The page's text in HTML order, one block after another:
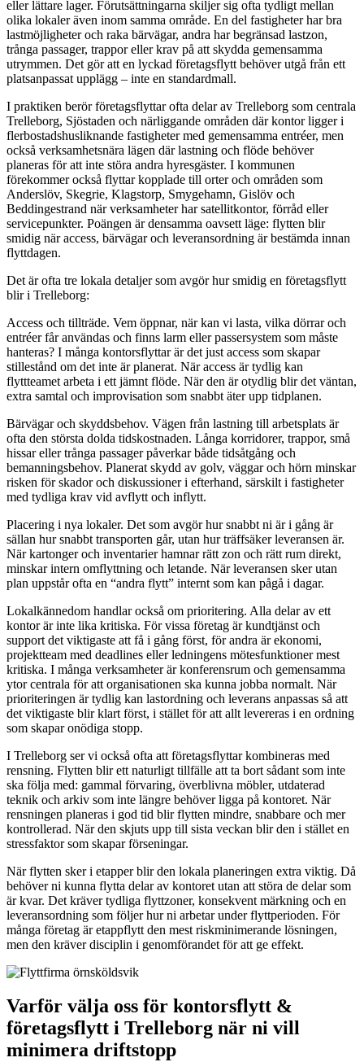
eller lättare lager. Förutsättningarna skiljer sig ofta tydligt mellan
olika lokaler även inom samma område. En del fastigheter har bra
lastmöjligheter och raka bärvägar, andra har begränsad lastzon,
trånga passager, trappor eller krav på att skydda gemensamma
utrymmen. Det gör att en lyckad företagsflytt behöver utgå från ett
platsanpassat upplägg – inte en standardmall.
I praktiken berör företagsflyttar ofta delar av Trelleborg som centrala
Trelleborg, Sjöstaden och närliggande områden där kontor ligger i
flerbostadshusliknande fastigheter med gemensamma entréer, men
också verksamhetsnära lägen där lastning och flöde behöver
planeras för att inte störa andra hyresgäster. I kommunen
förekommer också flyttar kopplade till orter och områden som
Anderslöv, Skegrie, Klagstorp, Smygehamn, Gislöv och
Beddingestrand när verksamheter har satellitkontor, förråd eller
servicepunkter. Poängen är densamma oavsett läge: flytten blir
smidig när access, bärvägar och leveransordning är bestämda innan
flyttdagen.
Det är ofta tre lokala detaljer som avgör hur smidig en företagsflytt
blir i Trelleborg:
Access och tillträde. Vem öppnar, när kan vi lasta, vilka dörrar och
entréer får användas och finns larm eller passersystem som måste
hanteras? I många kontorsflyttar är det just access som skapar
stillestånd om det inte är planerat. När access är tydlig kan
flyttteamet arbeta i ett jämnt flöde. När den är otydlig blir det väntan,
extra samtal och improvisation som snabbt äter upp tidplanen.
Bärvägar och skyddsbehov. Vägen från lastning till arbetsplats är
ofta den största dolda tidskostnaden. Långa korridorer, trappor, små
hissar eller trånga passager påverkar både tidsåtgång och
bemanningsbehov. Planerat skydd av golv, väggar och hörn minskar
risken för skador och diskussioner i efterhand, särskilt i fastigheter
med tydliga krav vid avflytt och inflytt.
Placering i nya lokaler. Det som avgör hur snabbt ni är i gång är
sällan hur snabbt transporten går, utan hur träffsäker leveransen är.
När kartonger och inventarier hamnar rätt zon och rätt rum direkt,
minskar intern omflyttning och letande. När leveransen sker utan
plan uppstår ofta en “andra flytt” internt som kan pågå i dagar.
Lokalkännedom handlar också om prioritering. Alla delar av ett
kontor är inte lika kritiska. För vissa företag är kundtjänst och
support det viktigaste att få i gång först, för andra är ekonomi,
projektteam med deadlines eller ledningens mötesfunktioner mest
kritiska. I många verksamheter är konferensrum och gemensamma
ytor centrala för att organisationen ska kunna jobba normalt. När
prioriteringen är tydlig kan lastordning och leverans anpassas så att
det viktigaste blir klart först, i stället för att allt levereras i en ordning
som skapar onödiga stopp.
I Trelleborg ser vi också ofta att företagsflyttar kombineras med
rensning. Flytten blir ett naturligt tillfälle att ta bort sådant som inte
ska följa med: gammal förvaring, överblivna möbler, utdaterad
teknik och arkiv som inte längre behöver ligga på kontoret. När
rensningen planeras i god tid blir flytten mindre, snabbare och mer
kontrollerad. När den skjuts upp till sista veckan blir den i stället en
stressfaktor som skapar förseningar.
När flytten sker i etapper blir den lokala planeringen extra viktig. Då
behöver ni kunna flytta delar av kontoret utan att störa de delar som
är kvar. Det kräver tydliga flyttzoner, konsekvent märkning och en
leveransordning som följer hur ni arbetar under flyttperioden. För
många företag är etappflytt den mest riskminimerande lösningen,
men den kräver disciplin i genomförandet för att ge effekt.
Varför välja oss för kontorsflytt &
företagsflytt i Trelleborg när ni vill
minimera driftstopp